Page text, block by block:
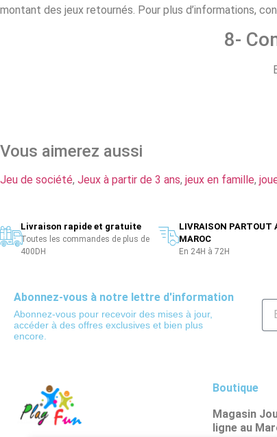
montant des jeux retournés. Pour plus d’informations,
8-
Vous aimerez aussi
Jeu de société, Jeux à partir de 3 ans, jeux en famille,
Livraison rapide et gratuite
Toutes les commandes de plus de
400DH
LIVRAISON PARTOUT
MAROC
En 24H à 72H
Abonnez-vous à notre lettre d'information
Abonnez-vous pour recevoir des mises à jour,
accéder à des offres exclusives et bien plus
encore.
Boutique
Magasin
ligne au